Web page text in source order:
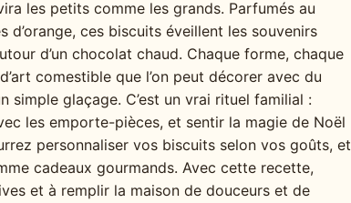
les petits comme les grands. Parfumés au
d’orange, ces biscuits éveillent les souvenirs
d’un chocolat chaud. Chaque forme, chaque
comestible que l’on peut décorer avec du
simple glaçage. C’est un vrai rituel familial :
les emporte-pièces, et sentir la magie de Noël
personnaliser vos biscuits selon vos goûts, et
cadeaux gourmands. Avec cette recette,
et à remplir la maison de douceurs et de